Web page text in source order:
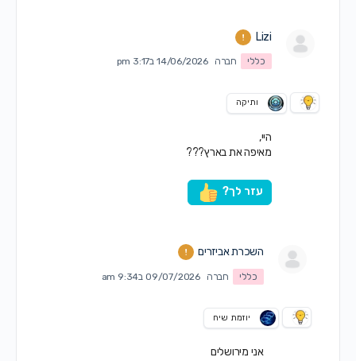
Lizi
כללי חברה 14/06/2026 ב3:17 pm
ותיקה
היי,
מאיפה את בארץ???
עזר לך?
השכרת אביזרים
כללי חברה 09/07/2026 ב9:34 am
יוזמת שיח
אני מירושלים